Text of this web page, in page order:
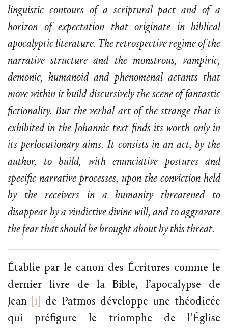
linguistic contours of a scriptural pact and of a
horizon of expectation that originate in biblical
apocalyptic literature. The retrospective regime of the
narrative structure and the monstrous, vampiric,
demonic, humanoid and phenomenal actants that
move within it build discursively the scene of fantastic
fictionality. But the verbal art of the strange that is
exhibited in the Johannic text finds its worth only in
its perlocutionary aims. It consists in an act, by the
author, to build, with enunciative postures and
specific narrative processes, upon the conviction held
by the receivers in a humanity threatened to
disappear by a vindictive divine will, and to aggravate
the fear that should be brought about by this threat.
Établie par le canon des Écritures comme le
dernier livre de la Bible, l’apocalypse de
Jean
[1]
de Patmos développe une théodicée
qui préfigure le triomphe de l’Église